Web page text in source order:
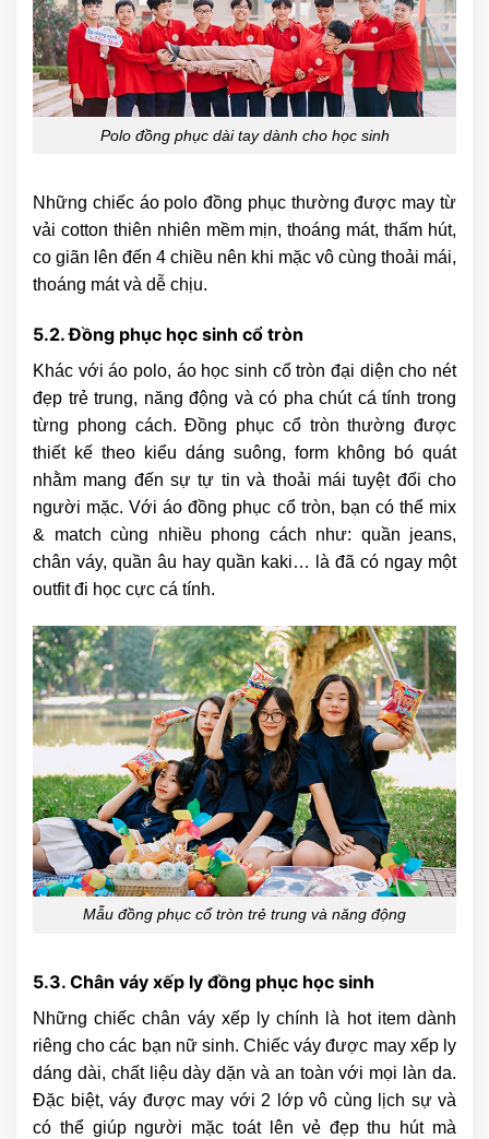
Polo đồng phục dài tay dành cho học sinh
Những chiếc áo polo đồng phục thường được may từ
vải cotton thiên nhiên mềm mịn, thoáng mát, thấm hút,
co giãn lên đến 4 chiều nên khi mặc vô cùng thoải mái,
thoáng mát và dễ chịu.
5.2. Đồng phục học sinh cổ tròn
Khác với áo polo, áo học sinh cổ tròn đại diện cho nét
đẹp trẻ trung, năng động và có pha chút cá tính trong
từng phong cách. Đồng phục cổ tròn thường được
thiết kế theo kiểu dáng suông, form không bó quát
nhằm mang đến sự tự tin và thoải mái tuyệt đối cho
người mặc. Với áo đồng phục cổ tròn, bạn có thể mix
& match cùng nhiều phong cách như: quần jeans,
chân váy, quần âu hay quần kaki… là đã có ngay một
outfit đi học cực cá tính.
Mẫu đồng phục cổ tròn trẻ trung và năng động
5.3. Chân váy xếp ly đồng phục học sinh
Những chiếc chân váy xếp ly chính là hot item dành
riêng cho các bạn nữ sinh. Chiếc váy được may xếp ly
dáng dài, chất liệu dày dặn và an toàn với mọi làn da.
Đặc biệt, váy được may với 2 lớp vô cùng lịch sự và
có thể giúp người mặc toát lên vẻ đẹp thu hút mà